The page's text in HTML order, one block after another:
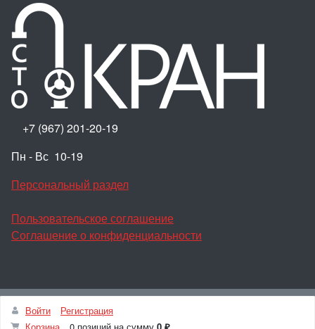
+7 (967) 201-20-19
Пн - Вс 10-19
Персональный раздел
Пользовательское соглашение
Соглашение о конфиденциальности
Наверх
Войти
Регистрация